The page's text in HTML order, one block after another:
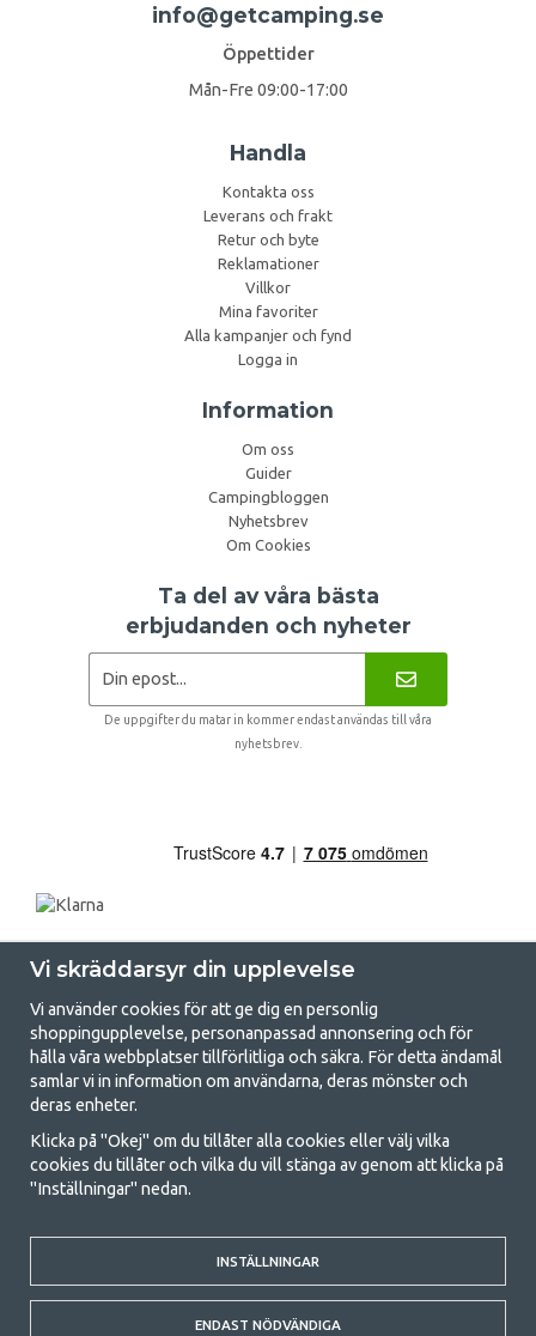
info@getcamping.se
Öppettider
Mån-Fre 09:00-17:00
Handla
Kontakta oss
Leverans och frakt
Retur och byte
Reklamationer
Villkor
Mina favoriter
Alla kampanjer och fynd
Logga in
Information
Om oss
Guider
Campingbloggen
Nyhetsbrev
Om Cookies
Ta del av våra bästa
erbjudanden och nyheter
De uppgifter du matar in kommer endast användas till våra
nyhetsbrev.
GetCamping.se - Din butik för camping
och uteliv
Att campa kan antingen vara en livsstil eller ett sätt att samla familjen
för ett gemensamt äventyr. Oavsett vilken kategori du tillhör hittar du
med att campa så därför erbjuder vi riktigt bra priser på familjetält,
husvagnstält och all annan utrustning för camping och friluftsliv. Vårt
mål är att i varje priskategori erbjuda den bästa campingutrustningen
gällande kvalitet och funktionalitet. Ta gärna kontakt med oss om det
är något du saknar eller vill veta mer om.
Vi skräddarsyr din upplevelse
Vi använder cookies för att ge dig en personlig
shoppingupplevelse, personanpassad annonsering och för
hålla våra webbplatser tillförlitliga och säkra. För detta ändamål
samlar vi in information om användarna, deras mönster och
deras enheter.
Klicka på "Okej" om du tillåter alla cookies eller välj vilka
cookies du tillåter och vilka du vill stänga av genom att klicka på
"Inställningar" nedan.
INSTÄLLNINGAR
ENDAST NÖDVÄNDIGA